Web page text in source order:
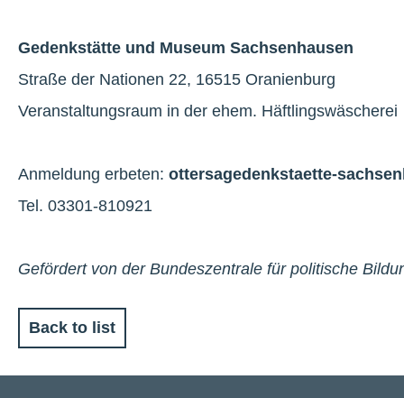
Gedenkstätte und Museum Sachsenhausen
Straße der Nationen 22, 16515 Oranienburg
Veranstaltungsraum in der ehem. Häftlingswäscherei
Anmeldung erbeten: ottersagedenkstaette-
Tel. 03301-810921
Gefördert von der Bundeszentrale für politische
Back to list